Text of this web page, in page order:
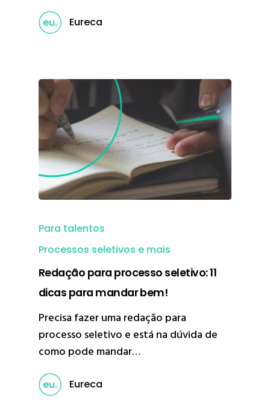
Eureca
Para talentos
Processos seletivos e mais
Redação para processo seletivo: 11
dicas para mandar bem!
Precisa fazer uma redação para
processo seletivo e está na dúvida de
como pode mandar…
Eureca